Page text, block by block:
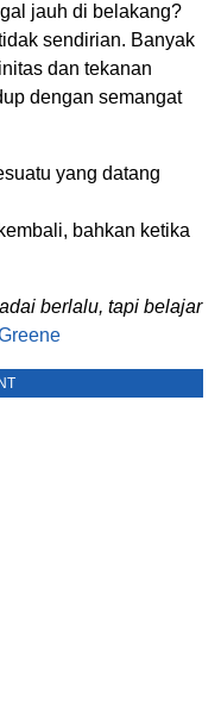
jauh di belakang?
sendirian. Banyak
dan tekanan
dengan semangat
yang datang
bahkan ketika
berlalu, tapi belajar